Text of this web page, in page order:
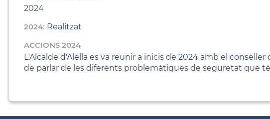
2024
2024: Realitzat
ACCIONS 2024
L'Alcalde d'Alella es va reunir a inicis de 2024 amb el
de parlar de les diferents problemàtiques de seguretat que